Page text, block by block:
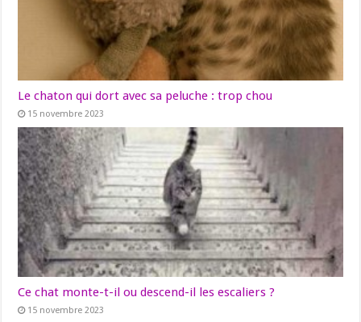
Le chaton qui dort avec sa peluche : trop chou
15 novembre 2023
Ce chat monte-t-il ou descend-il les escaliers ?
15 novembre 2023